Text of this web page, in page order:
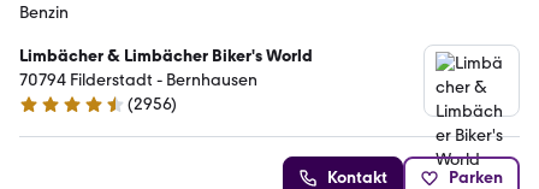
Benzin
Limbächer & Limbächer Biker's World
70794 Filderstadt - Bernhausen
4.7 Sterne
(2956)
Kontakt Parken